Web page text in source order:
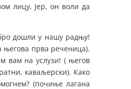
лицу. Јер, он воли да
дошли у нашу радњу!
његова прва реченица).
вам на услузи! ( његов
каваљерски). Како
(почиње лагана